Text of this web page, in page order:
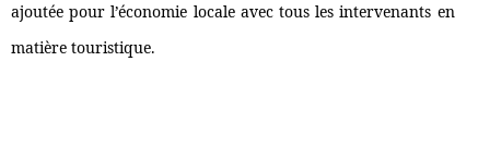
ajoutée pour l’économie locale avec tous les intervenants en
matière touristique.